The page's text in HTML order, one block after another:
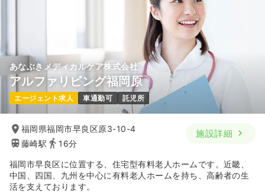
あなぶきメディカルケア株式会社
アルファリビング福岡原
エージェント求人 車通勤可 託児所
福岡県福岡市早良区原3-10-4
藤崎駅
16分
施設詳細
福岡市早良区に位置する、住宅型有料老人ホームです。近畿、
中国、四国、九州を中心に有料老人ホームを持ち、高齢者の生
活を支えております。